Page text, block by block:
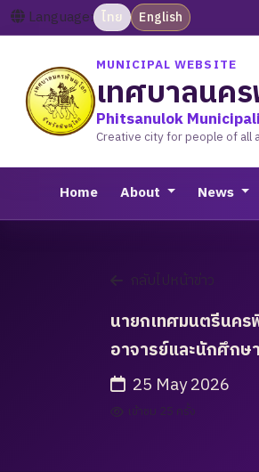
Language: ไทย English
MUNICIPAL WEBSITE
เทศบาลนค
Phitsanulok
Creative city for people of all
Home About News
กลับไปหน้าข่าว
นายกเทศมนตรีนคร
อาจารย์และนักศึกษ
25 May 2026
เข้าชม 25 ครั้ง